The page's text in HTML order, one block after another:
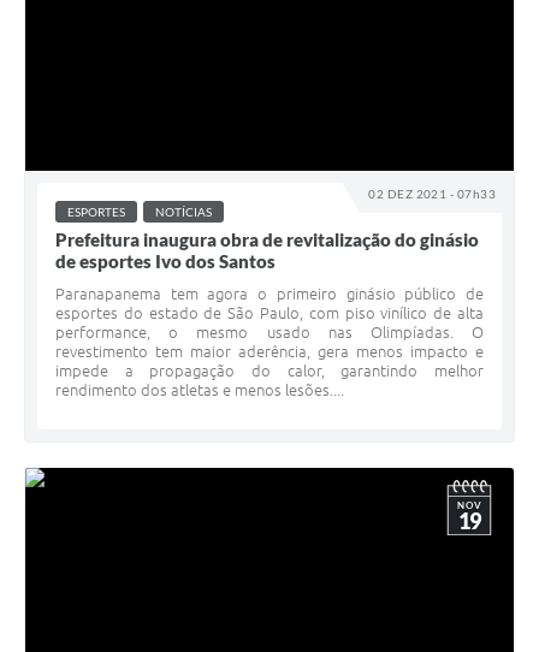
02 DEZ 2021 - 07h33
ESPORTES NOTÍCIAS
Prefeitura inaugura obra de revitalização do ginásio
de esportes Ivo dos Santos
Paranapanema tem agora o primeiro ginásio público de
esportes do estado de São Paulo, com piso vinílico de alta
performance, o mesmo usado nas Olimpíadas. O
revestimento tem maior aderência, gera menos impacto e
impede a propagação do calor, garantindo melhor
rendimento dos atletas e menos lesões....
NOV
19